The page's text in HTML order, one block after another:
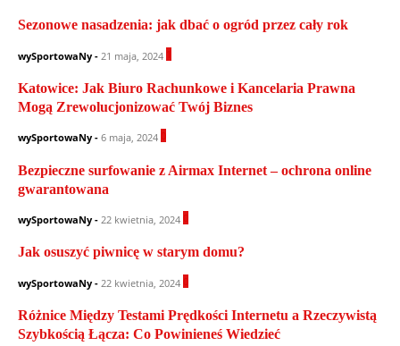
Sezonowe nasadzenia: jak dbać o ogród przez cały rok
wySportowaNy - 21 maja, 2024
Katowice: Jak Biuro Rachunkowe i Kancelaria Prawna
Mogą Zrewolucjonizować Twój Biznes
wySportowaNy - 6 maja, 2024
Bezpieczne surfowanie z Airmax Internet – ochrona online
gwarantowana
wySportowaNy - 22 kwietnia, 2024
Jak osuszyć piwnicę w starym domu?
wySportowaNy - 22 kwietnia, 2024
Różnice Między Testami Prędkości Internetu a Rzeczywistą
Szybkością Łącza: Co Powinieneś Wiedzieć